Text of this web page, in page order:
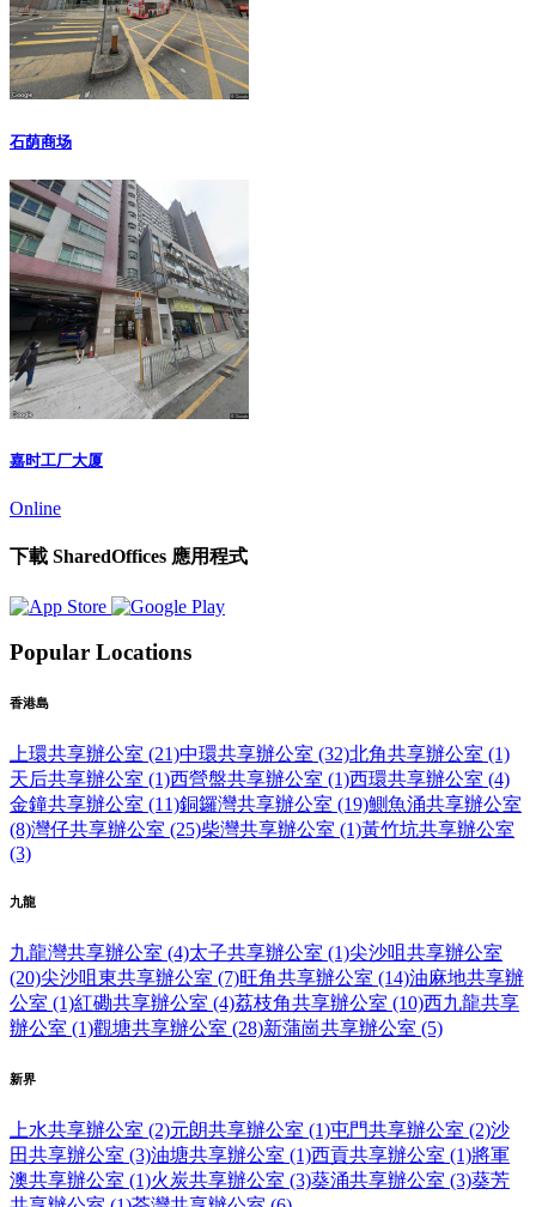
石荫商场
嘉时工厂大厦
Online
下載 SharedOffices 應用程式
Popular Locations
香港島
上環共享辦公室 (21)中環共享辦公室 (32)北角共享辦公室 (1)
天后共享辦公室 (1)西營盤共享辦公室 (1)西環共享辦公室 (4)
金鐘共享辦公室 (11)銅鑼灣共享辦公室 (19)鰂魚涌共享辦公室
(8)灣仔共享辦公室 (25)柴灣共享辦公室 (1)黃竹坑共享辦公室
(3)
九龍
九龍灣共享辦公室 (4)太子共享辦公室 (1)尖沙咀共享辦公室
(20)尖沙咀東共享辦公室 (7)旺角共享辦公室 (14)油麻地共享辦
公室 (1)紅磡共享辦公室 (4)荔枝角共享辦公室 (10)西九龍共享
辦公室 (1)觀塘共享辦公室 (28)新蒲崗共享辦公室 (5)
新界
上水共享辦公室 (2)元朗共享辦公室 (1)屯門共享辦公室 (2)沙
田共享辦公室 (3)油塘共享辦公室 (1)西貢共享辦公室 (1)將軍
澳共享辦公室 (1)火炭共享辦公室 (3)葵涌共享辦公室 (3)葵芳